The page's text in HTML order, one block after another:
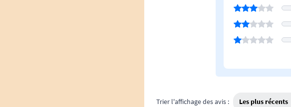
Trier l'affichage des avis :